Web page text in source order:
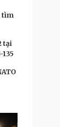
tìm
tại